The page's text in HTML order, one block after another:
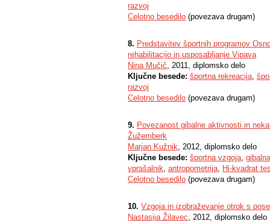
razvoj
Celotno besedilo (povezava drugam)
8. Predstavitev športnih programov
rehabilitacijo in usposabljanje Vipava
Nina Mučič, 2011, diplomsko delo
Ključne besede: športna rekreacija,
razvoj
Celotno besedilo (povezava drugam)
9. Povezanost gibalne aktivnosti in
Žužemberk
Marjan Kužnik, 2012, diplomsko delo
Ključne besede: športna vzgoja,
vprašalnik, antropometrija, Hi-kvadrat
Celotno besedilo (povezava drugam)
10. Vzgoja in izobraževanje otrok s
Nastasija Žilavec, 2012, diplomsko delo